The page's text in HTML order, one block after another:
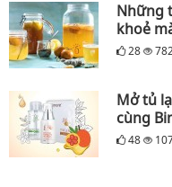
Những
khoẻ
28
Mở tủ
cùng
48